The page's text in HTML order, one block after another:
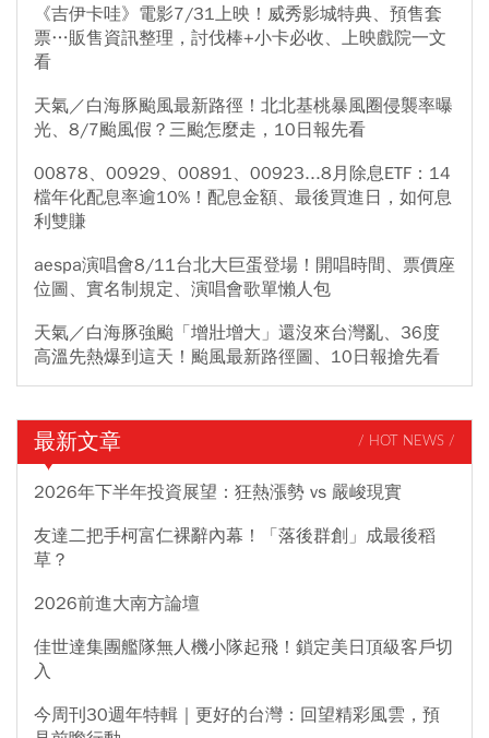
《吉伊卡哇》電影7/31上映！威秀影城特典、預售套
票…販售資訊整理，討伐棒+小卡必收、上映戲院一文
看
天氣／白海豚颱風最新路徑！北北基桃暴風圈侵襲率曝
光、8/7颱風假？三颱怎麼走，10日報先看
00878、00929、00891、00923...8月除息ETF：14
檔年化配息率逾10%！配息金額、最後買進日，如何息
利雙賺
aespa演唱會8/11台北大巨蛋登場！開唱時間、票價座
位圖、實名制規定、演唱會歌單懶人包
天氣／白海豚強颱「增壯增大」還沒來台灣亂、36度
高溫先熱爆到這天！颱風最新路徑圖、10日報搶先看
最新文章 / HOT NEWS /
2026年下半年投資展望：狂熱漲勢 vs 嚴峻現實
友達二把手柯富仁裸辭內幕！「落後群創」成最後稻
草？
2026前進大南方論壇
佳世達集團艦隊無人機小隊起飛！鎖定美日頂級客戶切
入
今周刊30週年特輯｜更好的台灣：回望精彩風雲，預